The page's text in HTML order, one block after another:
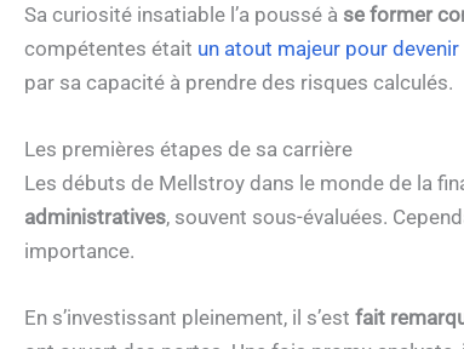
Sa curiosité insatiable l’a poussé à se former
compétentes était un atout majeur pour devenir
par sa capacité à prendre des risques calculés.
Les premières étapes de sa carrière
Les débuts de Mellstroy dans le monde de la
administratives, souvent sous-évaluées.
importance.
En s’investissant pleinement, il s’est fait